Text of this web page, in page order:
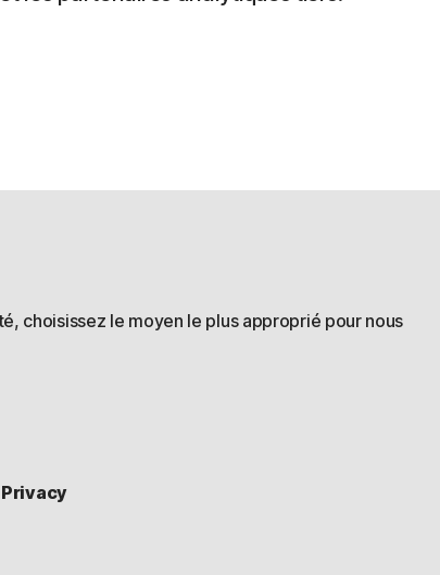
choisissez le moyen le plus approprié pour nous